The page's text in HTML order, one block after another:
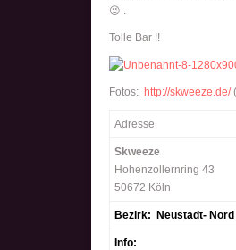
😉 .
Tolle Bar !!
Fotos: http://skweeze.de/
Adresse
Skweeze
Hohenzollernring 43
50672 Köln
Bezirk: Neustadt- Nord
Info: